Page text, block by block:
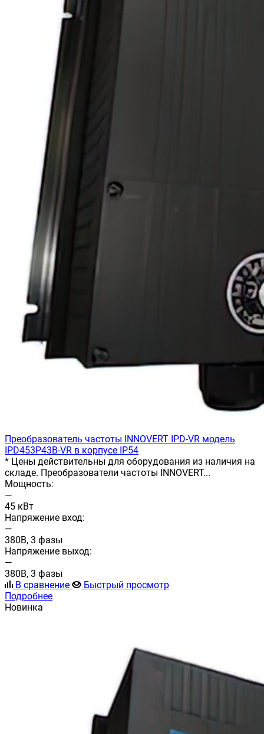
Преобразователь частоты INNOVERT IРD-VR модель
IPD453P43B-VR в корпусе IP54
* Цены действительны для оборудования из наличия на
складе. Преобразователи частоты INNOVERT...
Мощность:
—
45 кВт
Напряжение вход:
—
380В, 3 фазы
Напряжение выход:
—
380В, 3 фазы
В сравнение
Быстрый просмотр
Подробнее
Новинка